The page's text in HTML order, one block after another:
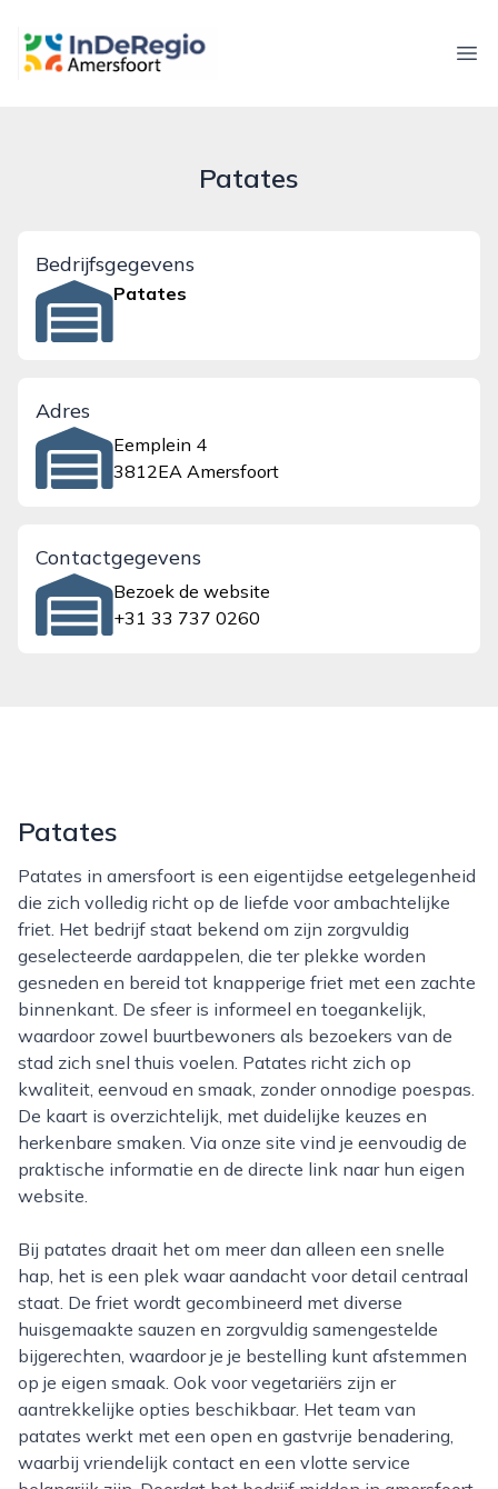
inderegioamersfoort.nl
Patates
Bedrijfsgegevens
Patates
Adres
Eemplein 4
3812EA Amersfoort
Contactgegevens
Bezoek de website
+31 33 737 0260
Patates
Patates in amersfoort is een eigentijdse eetgelegenheid
die zich volledig richt op de liefde voor ambachtelijke
friet. Het bedrijf staat bekend om zijn zorgvuldig
geselecteerde aardappelen, die ter plekke worden
gesneden en bereid tot knapperige friet met een zachte
binnenkant. De sfeer is informeel en toegankelijk,
waardoor zowel buurtbewoners als bezoekers van de
stad zich snel thuis voelen. Patates richt zich op
kwaliteit, eenvoud en smaak, zonder onnodige poespas.
De kaart is overzichtelijk, met duidelijke keuzes en
herkenbare smaken. Via onze site vind je eenvoudig de
praktische informatie en de directe link naar hun eigen
website.
Bij patates draait het om meer dan alleen een snelle
hap, het is een plek waar aandacht voor detail centraal
staat. De friet wordt gecombineerd met diverse
huisgemaakte sauzen en zorgvuldig samengestelde
bijgerechten, waardoor je je bestelling kunt afstemmen
op je eigen smaak. Ook voor vegetariërs zijn er
aantrekkelijke opties beschikbaar. Het team van
patates werkt met een open en gastvrije benadering,
waarbij vriendelijk contact en een vlotte service